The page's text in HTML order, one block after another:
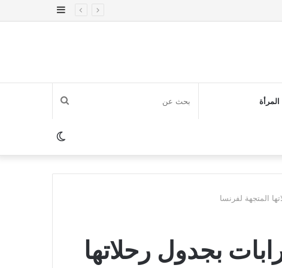
إضافة
المرأة بحث
عنالوضع
المظلم
المتجهة لفرنسا
بجدول رحلاتها